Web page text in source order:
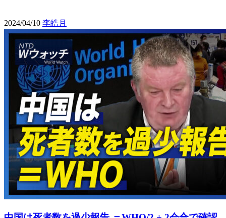
2024/04/10 李皓月